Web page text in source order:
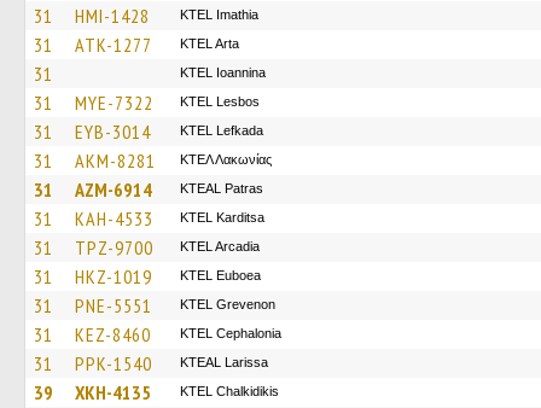
31 HMI-1428 KTEL Imathia
31 ATK-1277 KTEL Arta
31 KTEL Ioannina
31 MYE-7322 KTEL Lesbos
31 EYB-3014 KTEL Lefkada
31 AKM-8281 ΚΤΕΛ Λακωνίας
31 AZM-6914 KTEAL Patras
31 KAH-4533 ΚΤΕL Karditsa
31 TPZ-9700 KTEL Arcadia
31 HKZ-1019 ΚΤΕL Euboea
31 PNE-5551 ΚΤΕL Grevenon
31 KEZ-8460 KTEL Cephalonia
31 PPK-1540 KTEAL Larissa
39 XKH-4135 ΚΤΕL Chalkidikis